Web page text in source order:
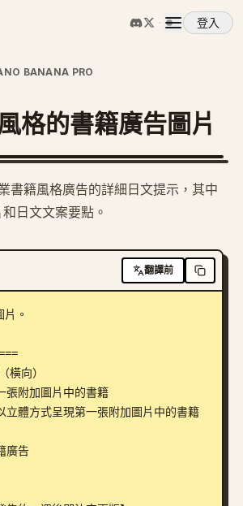
登入
BANANA PRO
格的書籍廣告圖片
書籍風格廣告的詳細日文提示，其中
日文文案要點。
翻譯前
。
橫向）
張附加圖片中的書籍
體方式呈現第一張附加圖片中的書籍
廣告